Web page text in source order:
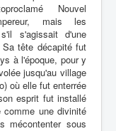
Nouvel
mais les
s'agissait d'une
Sa tête décapité fut
à l'époque, pour y
jusqu'au village
où elle fut enterrée
esprit fut installé
une divinité
mécontenter sous